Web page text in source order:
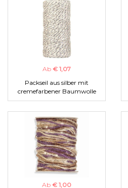
Ab € 1,07
Packseil aus silber mit
cremefarbener Baumwolle
Ab € 1,00